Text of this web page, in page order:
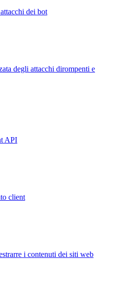
dei bot
degli attacchi dirompenti e
API
client
i contenuti dei siti web